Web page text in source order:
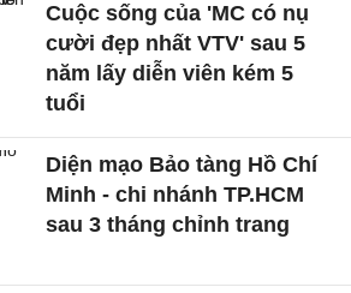
Cuộc sống của 'MC có nụ
cười đẹp nhất VTV' sau 5
năm lấy diễn viên kém 5
tuổi
Diện mạo Bảo tàng Hồ Chí
Minh - chi nhánh TP.HCM
sau 3 tháng chỉnh trang